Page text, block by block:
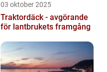
03 oktober 2025
Traktordäck - avgörande
för lantbrukets framgång